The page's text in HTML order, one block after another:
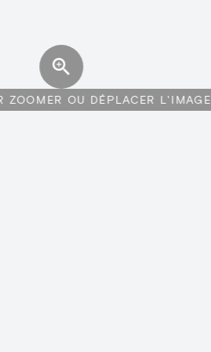
ZOOMER OU DÉPLACER L'IMAGE